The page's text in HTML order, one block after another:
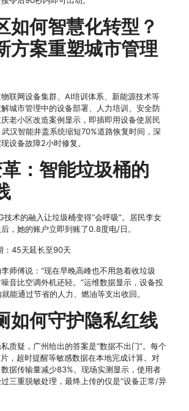
如何智慧化转型？
方案重塑城市管理
联网设备集群、AI培训体系、新能源技术等
城市管理中的设备部署、人力培训、安全防
老小区改造案例显示，即插即用设备使居民
汉智能井盖系统缩短70%道路恢复时间，深
设备故障2小时修复。
：智能垃圾桶的
技术的融入让垃圾桶变得“会呼吸”。居民李女
，她的账户立即到账了0.8度电/日。
：45天延长至90天
师傅说：“现在早晚高峰也不用急着收垃圾
音比空调外机还轻。”运维数据显示，设备投
能通过节省的人力、燃油等支出收回。
如何守护隐私红线
质疑，广州给出的答案是“数据不出门”。每个
，超时提醒等敏感数据在本地完成计算。对
据传输量减少83%。现场实测显示，使用者
三重脱敏处理，最终上传的仅是“设备正常/异